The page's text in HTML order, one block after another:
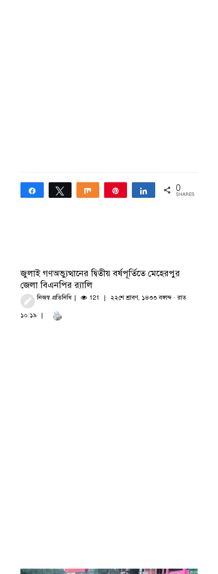
Share Tweet Share Share 0
SHARES
জুলাই গণঅভ্যুত্থানের দ্বিতীয় বর্ষপূর্তিতে মেহেরপুর
জেলা বিএনপির র‍্যালি
নিজস্ব প্রতিনিধি 121 ২২শে শ্রাবণ, ১৪৩৩ বঙ্গাব্দ · রাত
১০:১৯